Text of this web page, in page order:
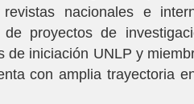
nacionales e
proyectos de
de iniciación UNLP y
con amplia trayectoria